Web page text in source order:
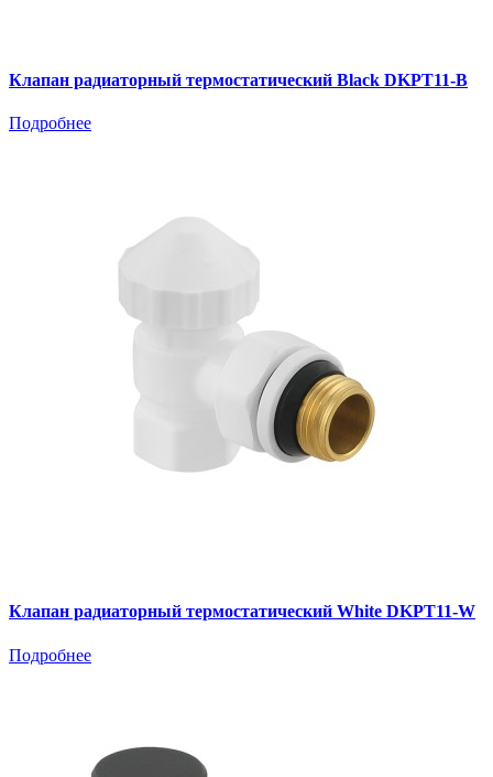
Клапан радиаторный термостатический Black DKPT11-B
Подробнее
Клапан радиаторный термостатический White DKPT11-W
Подробнее